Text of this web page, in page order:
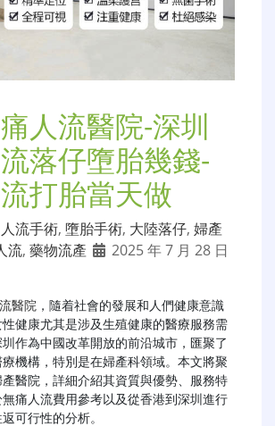
人流醫院-深圳
落仔墮胎幾錢-
打胎當天做
人流手術, 墮胎手術, 大陸落仔, 婦產
流, 藥物流產
2025 年 7 月 28 日
醫院 ，隨着社會的發展和人們健康意識
健康尤其是涉及生殖健康的醫療服務需
作為中國改革開放的前沿城市，匯聚了
機構，特別是在婦產科領域。本文將聚
醫院，詳細介紹其資質與優勢、服務特
痛人流費用參考以及從香港到深圳進行
可行性的分析。